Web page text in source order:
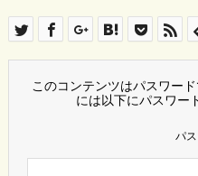
このコンテンツはパスワー
には以下にパスワー
パ